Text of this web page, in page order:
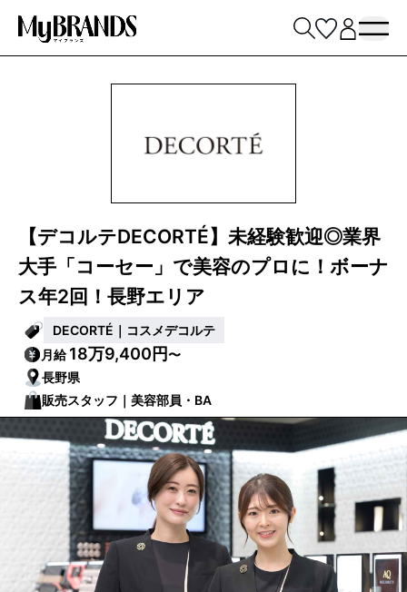
【デコルテDECORTÉ】未経験歓迎◎業界
大手「コーセー」で美容のプロに！ボーナ
ス年2回！長野エリア
DECORTÉ｜コスメデコルテ
月給18万9,400円〜
長野県
販売スタッフ｜美容部員・BA